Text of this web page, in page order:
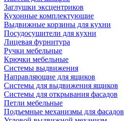
Заглушки эксцентриков
Кухонные комплектующие
Выдвижные корзины для кухни
Посудосушители для кухни
Лицевая фурнитура
Ручки мебельные
Крючки мебельные
Системы выдвижения
Направляющие для ящиков
Системы для выдвижения ящиков
Системы для открывания фасадов
Петли мебельные
Подъемные механизмы для фасадов